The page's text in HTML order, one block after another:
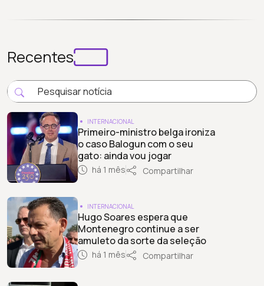
Recentes
INTERNACIONAL
Primeiro-ministro belga ironiza
o caso Balogun com o seu
gato: ainda vou jogar
há 1 mês Compartilhar
INTERNACIONAL
Hugo Soares espera que
Montenegro continue a ser
amuleto da sorte da seleção
há 1 mês Compartilhar